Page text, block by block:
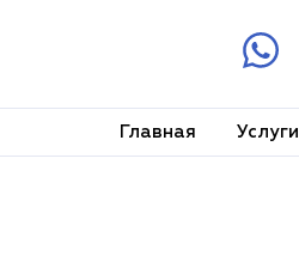
Главная Услуги